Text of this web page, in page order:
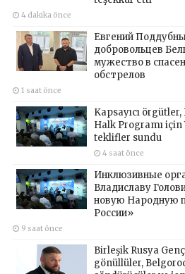
4 dakika önce
Евгений
добровольцев
мужество в
обстрелов
1 saat önce
Kapsayıcı
Halk Programı için
teklifler sundu
4 saat önce
Инклюзивные
Владиславу
новую Народную
России»
9 saat önce
Birleşik Rusya
gönüllüler,